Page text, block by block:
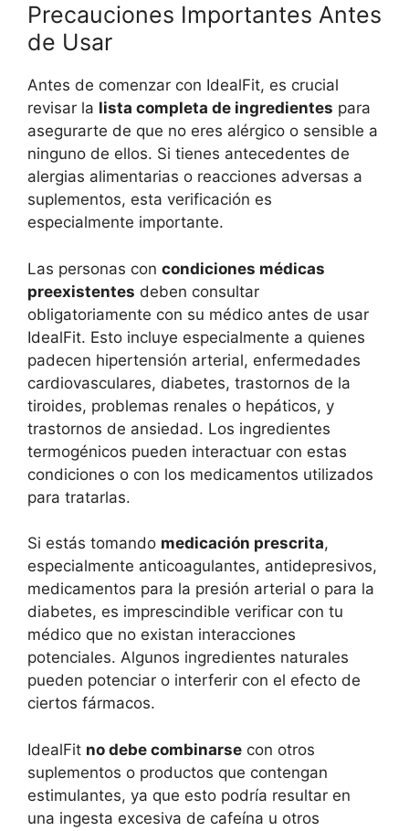
Precauciones Importantes Antes
de Usar
Antes de comenzar con IdealFit, es crucial
revisar la lista completa de ingredientes para
asegurarte de que no eres alérgico o sensible a
ninguno de ellos. Si tienes antecedentes de
alergias alimentarias o reacciones adversas a
suplementos, esta verificación es
especialmente importante.
Las personas con condiciones médicas
preexistentes deben consultar
obligatoriamente con su médico antes de usar
IdealFit. Esto incluye especialmente a quienes
padecen hipertensión arterial, enfermedades
cardiovasculares, diabetes, trastornos de la
tiroides, problemas renales o hepáticos, y
trastornos de ansiedad. Los ingredientes
termogénicos pueden interactuar con estas
condiciones o con los medicamentos utilizados
para tratarlas.
Si estás tomando medicación prescrita,
especialmente anticoagulantes, antidepresivos,
medicamentos para la presión arterial o para la
diabetes, es imprescindible verificar con tu
médico que no existan interacciones
potenciales. Algunos ingredientes naturales
pueden potenciar o interferir con el efecto de
ciertos fármacos.
IdealFit no debe combinarse con otros
suplementos o productos que contengan
estimulantes, ya que esto podría resultar en
una ingesta excesiva de cafeína u otros